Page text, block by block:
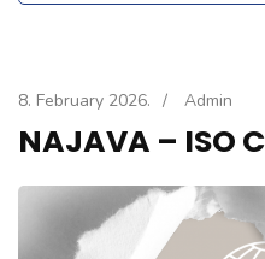
8. February 2026. / Admin
NAJAVA – ISO